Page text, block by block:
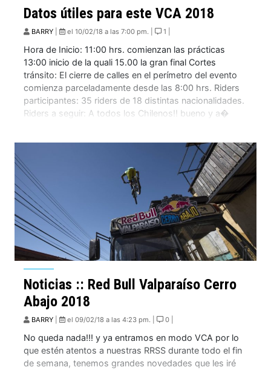
Datos útiles para este VCA 2018
BARRY el 10/02/18 a las 7:00 pm. | 1 |
Hora de Inicio: 11:00 hrs. comienzan las prácticas
13:00 inicio de la quali 15.00 la gran final Cortes
tránsito: El cierre de calles en el perímetro del evento
comienza parceladamente desde las 8:00 hrs. Riders
participantes: 35 riders de 18 distintas nacionalidades.
Riders a seguir: A todos los Chilenos!! bueno y a�
Noticias :: Red Bull Valparaíso Cerro
Abajo 2018
BARRY el 09/02/18 a las 4:23 pm. | 0 |
No queda nada!!! y ya entramos en modo VCA por lo
que estén atentos a nuestras RRSS durante todo el fin
de semana, tenemos grandes novedades que les iré